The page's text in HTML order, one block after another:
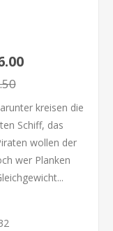
kreisen die
Schiff, das
wollen der
wer Planken